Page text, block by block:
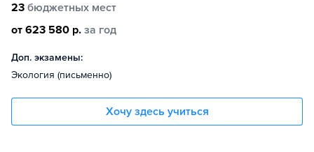
23 бюджетных мест
от 623 580 р. за год
Доп. экзамены:
Экология (письменно)
Хочу здесь учиться